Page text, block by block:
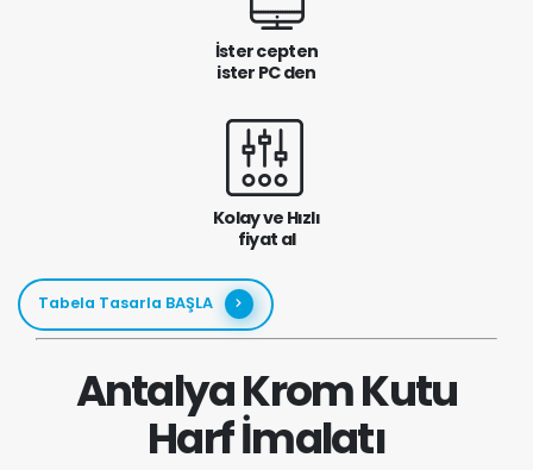
İster cepten
ister PC den
Kolay ve Hızlı
fiyat al
Tabela Tasarla BAŞLA
Antalya Krom Kutu
Harf İmalatı